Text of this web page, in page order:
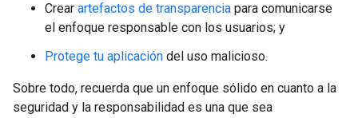
Crear artefactos de transparencia para comunicarse
el enfoque responsable con los usuarios; y
Protege tu aplicación del uso malicioso.
Sobre todo, recuerda que un enfoque sólido en cuanto a la
seguridad y la responsabilidad es una que sea